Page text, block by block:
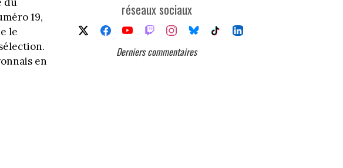
19,
le
en
réseaux sociaux
Derniers commentaires